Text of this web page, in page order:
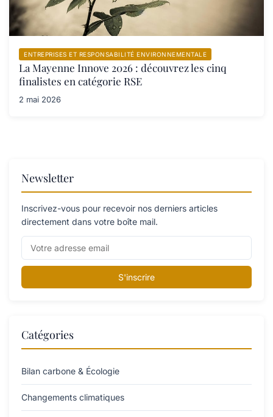
ENTREPRISES ET RESPONSABILITÉ ENVIRONNEMENTALE
La Mayenne Innove 2026 : découvrez les cinq
finalistes en catégorie RSE
2 mai 2026
Newsletter
Inscrivez-vous pour recevoir nos derniers articles
directement dans votre boîte mail.
S'inscrire
Catégories
Bilan carbone & Écologie
Changements climatiques